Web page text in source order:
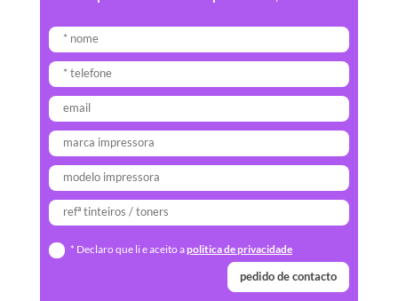
* Declaro que li e aceito apolitica de privacidade
pedido de contacto